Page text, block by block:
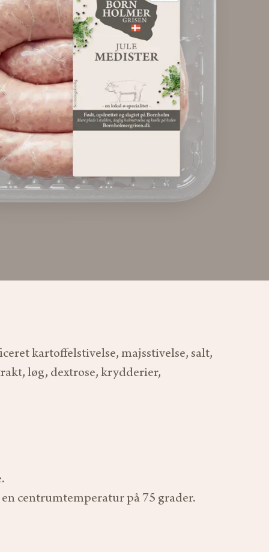
kartoffelstivelse, majsstivelse, salt,
løg, dextrose, krydderier,
centrumtemperatur på 75 grader.